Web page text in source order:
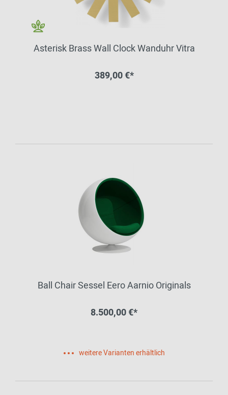
Asterisk Brass Wall Clock Wanduhr Vitra
389,00 €*
Ball Chair Sessel Eero Aarnio Originals
8.500,00 €*
weitere Varianten erhältlich